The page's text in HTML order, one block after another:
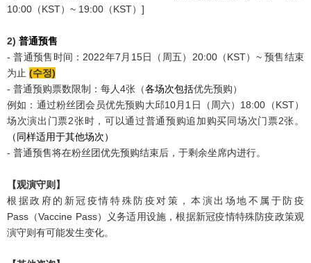
10:00（KST）~ 19:00（KST）]
2) 普通预售
- 普通预售时间：2022年7月15日（周五）20:00（KST）~ 预售结束
为止 (수정)
- 普通预购票数限制：每人4张（各场次包括优先预购）
例如：通过粉丝团会员优先预购大邱10月1日（周六）18:00（KST）
场次演出门票2张时，可以通过普通预购追加购买同场次门票2张。
（同样适用于其他场次）
- 普通预售将在粉丝团优先预购结束后，于剩余坐席内进行。
【观演守则】
根据政府的新冠疫情特殊防疫对策，本演出场地不属于防疫
Pass（Vaccine Pass）义务适用设施，根据新冠疫情特殊防疫政策观
演守则有可能发生变化。